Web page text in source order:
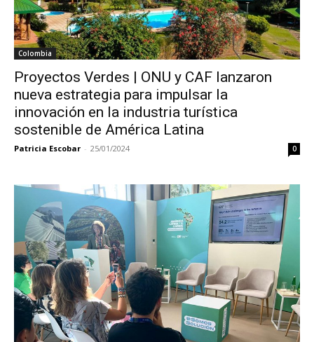
Colombia
Proyectos Verdes | ONU y CAF lanzaron
nueva estrategia para impulsar la
innovación en la industria turística
sostenible de América Latina
Patricia Escobar - 25/01/2024 0